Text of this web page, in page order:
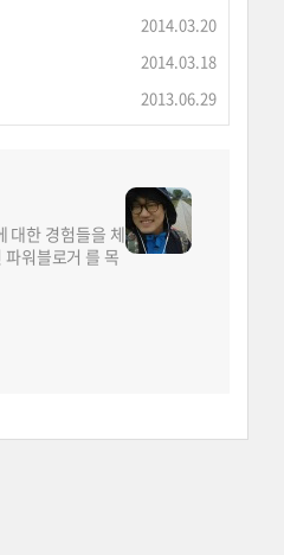
2014.03.20
2014.03.18
2013.06.29
대한 경험들을 체
워블로거 를 목